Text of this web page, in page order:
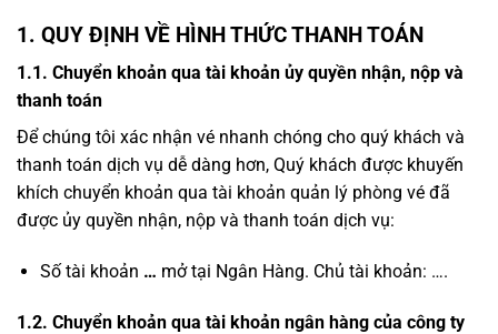
1. QUY ĐỊNH VỀ HÌNH THỨC THANH TOÁN
1.1. Chuyển khoản qua tài khoản ủy quyền nhận, nộp và
thanh toán
Để chúng tôi xác nhận vé nhanh chóng cho quý khách và
thanh toán dịch vụ dễ dàng hơn, Quý khách được khuyến
khích chuyển khoản qua tài khoản quản lý phòng vé đã
được ủy quyền nhận, nộp và thanh toán dịch vụ:
Số tài khoản … mở tại Ngân Hàng. Chủ tài khoản: ….
1.2. Chuyển khoản qua tài khoản ngân hàng của công ty